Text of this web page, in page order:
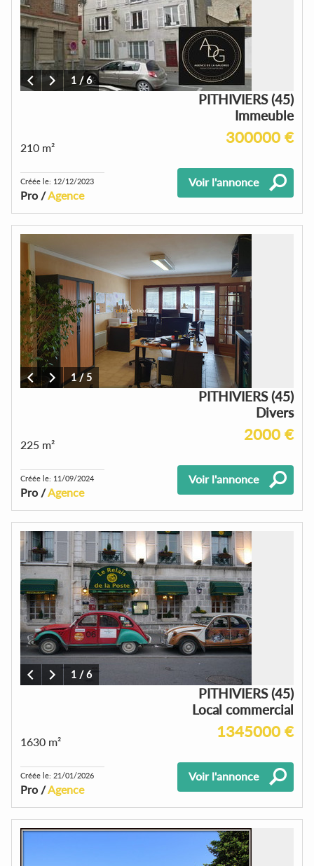
1 /6
PITHIVIERS (45)
Immeuble
300000 €
210 m²
Créée le: 12/12/2023
Pro /Agence
Voir l'annonce
1/5
PITHIVIERS (45)
Divers
2000 €
225 m²
Créée le: 11/09/2024
Pro /Agence
Voir l'annonce
1 /6
PITHIVIERS (45)
Local commercial
1345000 €
1630 m²
Créée le: 21/01/2026
Pro /Agence
Voir l'annonce